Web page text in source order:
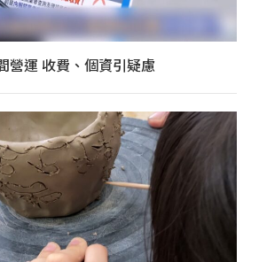
營運 收費、個資引疑慮